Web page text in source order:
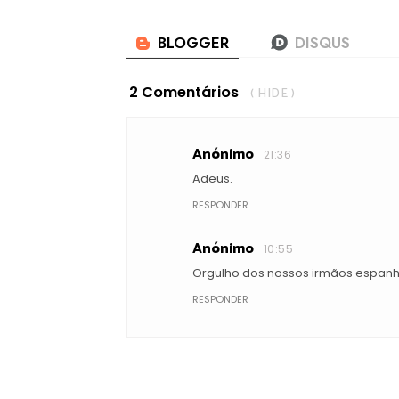
2 Comentários ( HIDE )
Anónimo 21:36
Adeus.
RESPONDER
Anónimo 10:55
Orgulho dos nossos irmãos
RESPONDER